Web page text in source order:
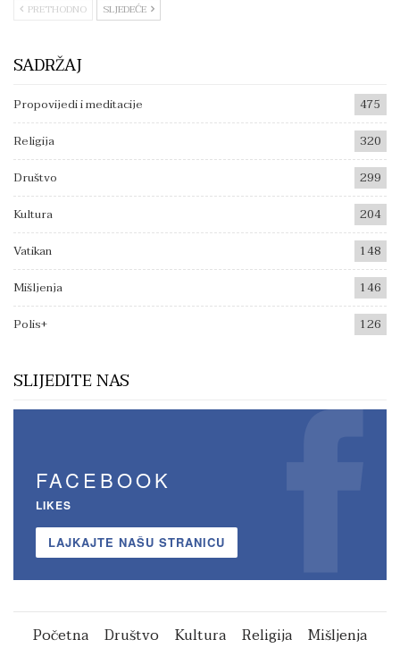
PRETHODNO SLJEDEĆE
SADRŽAJ
Propovijedi i meditacije
475
Religija
320
Društvo
299
Kultura
204
Vatikan
148
Mišljenja
146
Polis+
126
SLIJEDITE NAS
FACEBOOK
LIKES
LAJKAJTE NAŠU STRANICU
Početna Društvo Kultura Religija Mišljenja